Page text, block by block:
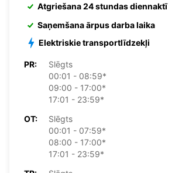
Atgriešana 24 stundas diennaktī
Saņemšana ārpus darba laika
Elektriskie transportlīdzekļi
PR:
Slēgts
00:01 - 08:59*
09:00 - 17:00*
17:01 - 23:59*
OT:
Slēgts
00:01 - 07:59*
08:00 - 17:00*
17:01 - 23:59*